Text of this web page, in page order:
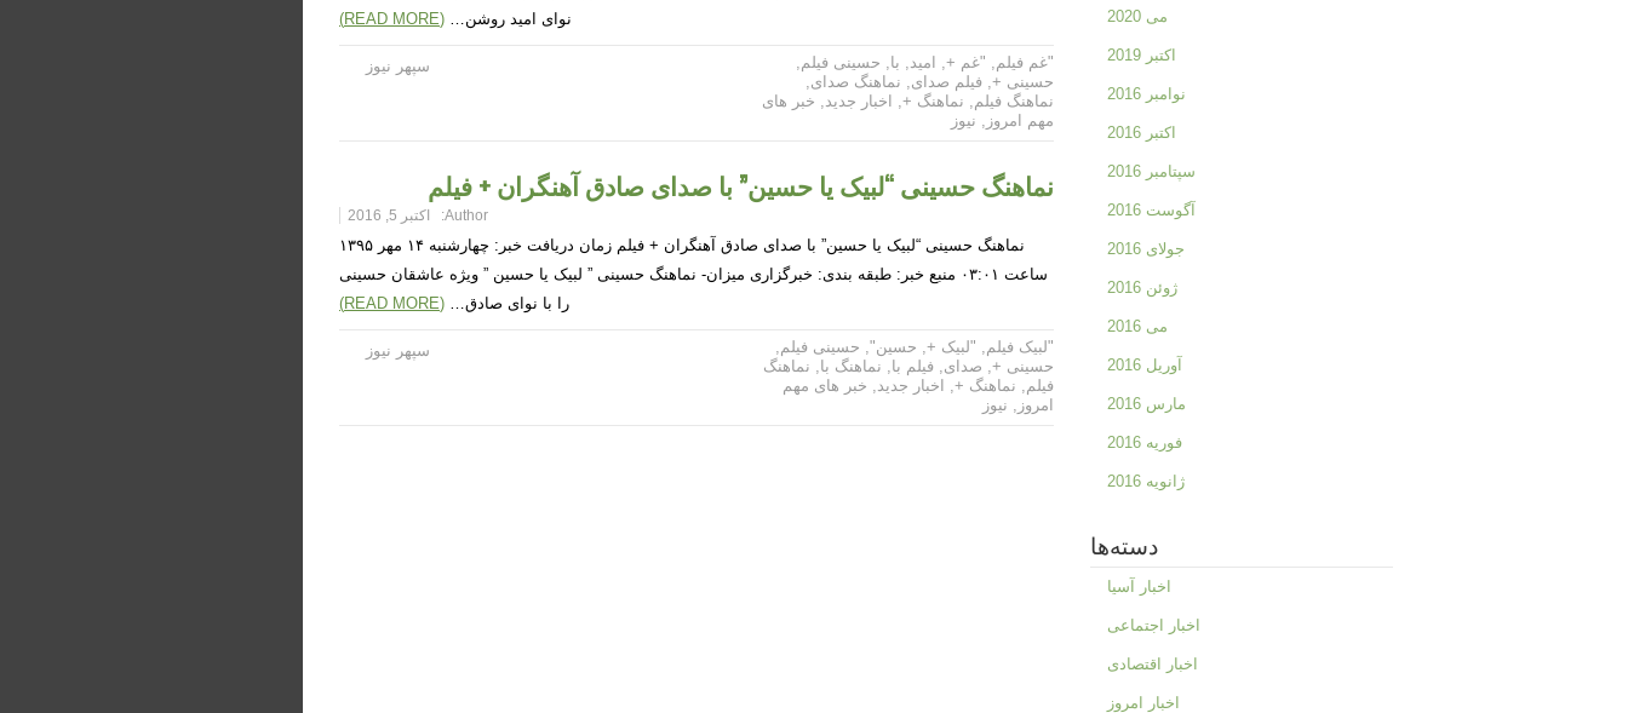
نوای امید روشن… (READ MORE)
سپهر نیوز "غم فیلم, "غم +, امید, با, حسینی فیلم,
حسینی +, فیلم صدای, نماهنگ صدای,
نماهنگ فیلم, نماهنگ +, اخبار جدید, خبر های
مهم امروز , نیوز
نماهنگ حسینی “لبیک یا حسین” با صدای صادق آهنگران + فیلم
Author: اکتبر 5, 2016
نماهنگ حسینی “لبیک یا حسین” با صدای صادق آهنگران + فیلم زمان دریافت خبر: چهارشنبه ۱۴ مهر ۱۳۹۵
ساعت ۰۳:۰۱ منبع خبر: طبقه بندی: خبرگزاری میزان- نماهنگ حسینی ” لبیک یا حسین ” ویژه عاشقان حسینی
را با نوای صادق… (READ MORE)
سپهر نیوز "لبیک فیلم, "لبیک +, حسین", حسینی فیلم,
حسینی +, صدای, فیلم با, نماهنگ با, نماهنگ
فیلم, نماهنگ +, اخبار جدید, خبر های مهم
امروز , نیوز
می 2020
اکتبر 2019
نوامبر 2016
اکتبر 2016
سپتامبر 2016
آگوست 2016
جولای 2016
ژوئن 2016
می 2016
آوریل 2016
مارس 2016
فوریه 2016
ژانویه 2016
دسته‌ها
اخبار آسیا
اخبار اجتماعی
اخبار اقتصادی
اخبار امروز